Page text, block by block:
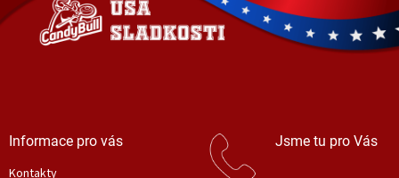
í
Informace pro vás
Kontakty
Jsme tu pro Vás